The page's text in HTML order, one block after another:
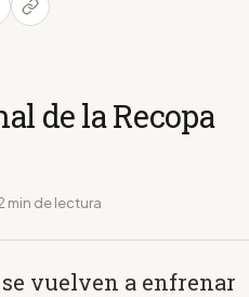
de la Recopa
min de lectura
vuelven a enfrenar